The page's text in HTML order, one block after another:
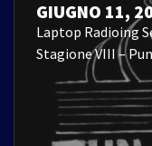
GIUGNO 11,
Laptop Radioing
Stagione VIII –